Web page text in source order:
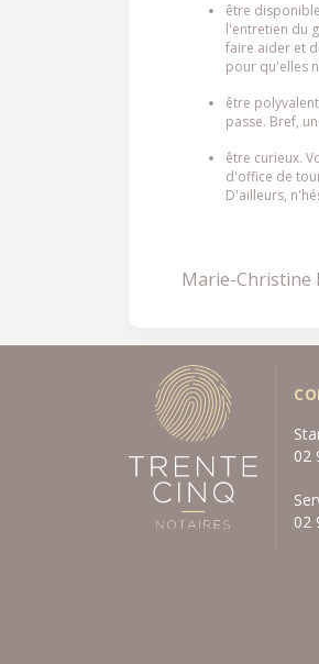
être
l'entretien du
faire aider et
pour qu'elles
être
passe. Bref,
être curieux.
d'office de
D'ailleurs,
Marie-Christine
02
02